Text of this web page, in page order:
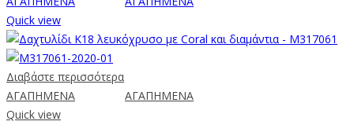
Quick view
Διαβάστε περισσότερα
ΑΓΑΠΗΜΕΝΑ
ΑΓΑΠΗΜΕΝΑ
Quick view